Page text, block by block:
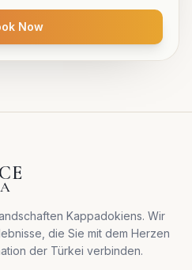
Now
Kappadokiens. Wir
die Sie mit dem Herzen
der Türkei verbinden.